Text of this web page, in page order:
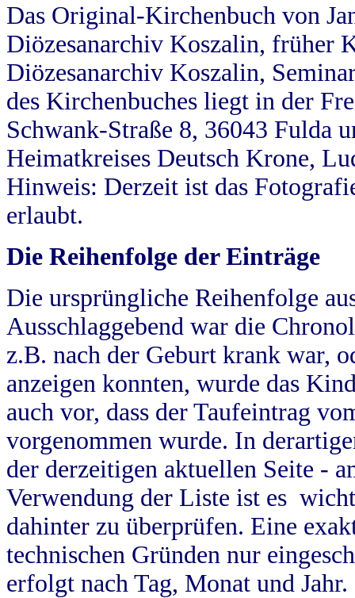
Das Original-Kirchenbuch von
Diözesanarchiv Koszalin, früher
Diözesanarchiv Koszalin,
des Kirchenbuches liegt in der
Schwank-Straße 8, 36043 Fulda
Heimatkreises Deutsch Krone,
Hinweis: Derzeit ist das
erlaubt.
Die Reihenfolge der Einträge
Die ursprüngliche Reihenfolge
Ausschlaggebend war die
z.B. nach der Geburt krank war,
anzeigen konnten, wurde das
auch vor, dass der Taufeintrag
vorgenommen wurde. In
der derzeitigen aktuellen Seite -
Verwendung der Liste ist es
dahinter zu überprüfen. Eine
technischen Gründen nur
erfolgt nach Tag, Monat und Jahr.